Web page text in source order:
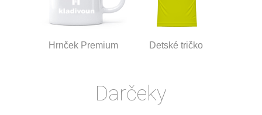
Hrnček Premium Detské tričko
Darčeky